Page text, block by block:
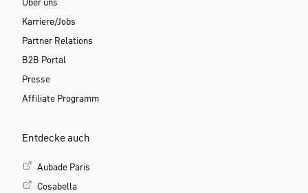
Über uns
Karriere/Jobs
Partner Relations
B2B Portal
Presse
Affiliate Programm
Entdecke auch
Aubade Paris
Cosabella